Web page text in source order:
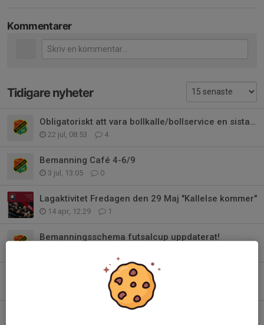
Kommentarer
Tidigare nyheter
Obligatoriskt att vara bollkalle/bollservice en sista gång 25/26
22 jul, 08:53 4
Bemanning Café 4-6/9
3 jul, 13:05 0
Lagaktivitet Fredagen den 29 Maj "Kallelse kommer"
14 apr, 12:29 1
Bemanningsschema futsalcup uppdaterat!
Torslanda futsalcup